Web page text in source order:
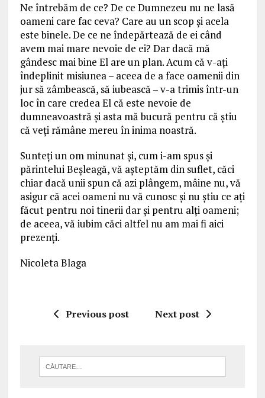
Ne întrebăm de ce? De ce Dumnezeu nu ne lasă
oameni care fac ceva? Care au un scop şi acela
este binele. De ce ne îndepărtează de ei când
avem mai mare nevoie de ei? Dar dacă mă
gândesc mai bine El are un plan. Acum că v-aţi
îndeplinit misiunea – aceea de a face oamenii din
jur să zâmbească, să iubească – v-a trimis într-un
loc în care credea El că este nevoie de
dumneavoastră şi asta mă bucură pentru că ştiu
că veţi rămâne mereu în inima noastră.
Sunteţi un om minunat şi, cum i-am spus şi
părintelui Beşleagă, vă aşteptăm din suflet, căci
chiar dacă unii spun că azi plângem, mâine nu, vă
asigur că acei oameni nu vă cunosc şi nu ştiu ce aţi
făcut pentru noi tinerii dar şi pentru alţi oameni;
de aceea, vă iubim căci altfel nu am mai fi aici
prezenţi.
Nicoleta Blaga
Previous post Next post